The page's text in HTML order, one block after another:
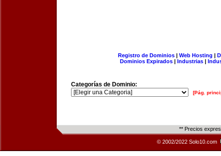
Registro de Dominios| Web Hosting |
Dominios Expirados | Industrias |
Categorías de Dominio:
[Pág.
** Precios
© 2002/2022 Solo10.com